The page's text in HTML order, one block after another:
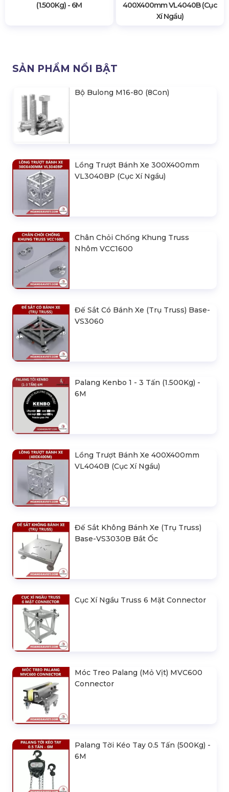
(1.500Kg) - 6M
400X400mm VL4040B (Cục
Xí Ngầu)
SẢN PHẨM NỔI BẬT
Bộ Bulong M16-80 (8Con)
Lồng Trượt Bánh Xe 300X400mm
VL3040BP (Cục Xí Ngầu)
Chân Chỏi Chống Khung Truss
Nhôm VCC1600
Đế Sắt Có Bánh Xe (Trụ Truss) Base-
VS3060
Palang Kenbo 1 - 3 Tấn (1.500Kg) -
6M
Lồng Trượt Bánh Xe 400X400mm
VL4040B (Cục Xí Ngầu)
Đế Sắt Không Bánh Xe (Trụ Truss)
Base-VS3030B Bắt Ốc
Cục Xí Ngầu Truss 6 Mặt Connector
Móc Treo Palang (Mỏ Vịt) MVC600
Connector
Palang Tời Kéo Tay 0.5 Tấn (500Kg) -
6M